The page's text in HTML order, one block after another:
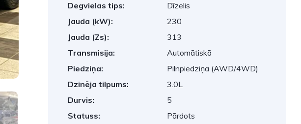
Degvielas tips:
Dīzelis
Jauda (kW):
230
Jauda (Zs):
313
Transmisija:
Automātiskā
Piedziņa:
Pilnpiedziņa (AWD/4WD)
Dzinēja tilpums:
3.0L
Durvis:
5
Statuss:
Pārdots